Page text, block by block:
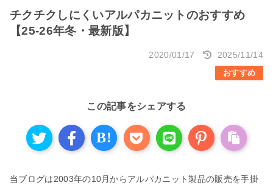
チクチクしにくいアルパカニットのおすすめ
【25-26年冬・最新版】
2020/01/17
2025/11/14
おすすめ
この記事をシェアする
B!
当ブログは2003年の10月からアルパカニット製品の販売を手掛